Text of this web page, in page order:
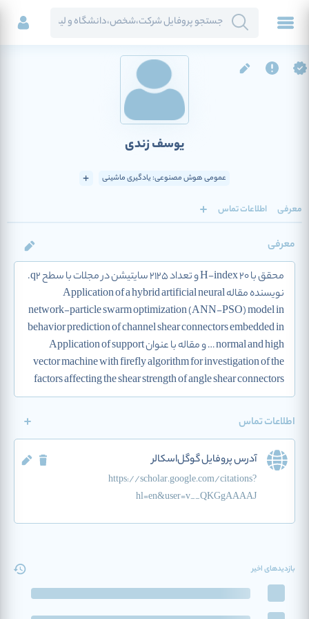
یوسف زندی
عمومی هوش مصنوعی: یادگیری ماشینی
معرفی اطلاعات تماس
معرفی
محقق با H-index 20 و تعداد 2125 سایتیشن در مجلات با سطح q2.
نویسنده مقاله Application of a hybrid artificial neural
network-particle swarm optimization (ANN-PSO) model in
behavior prediction of channel shear connectors embedded in
normal and high … و مقاله با عنوان Application of support
vector machine with firefly algorithm for investigation of the
factors affecting the shear strength of angle shear connectors
اطلاعات تماس
آدرس پروفایل گوگل‌اسکالر
https://scholar.google.com/citations?
hl=en&user=v__QKGgAAAAJ
بازدیدهای اخیر